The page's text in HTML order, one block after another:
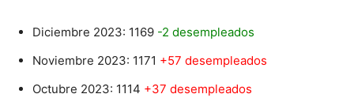
Diciembre 2023: 1169 -2 desempleados
Noviembre 2023: 1171 +57 desempleados
Octubre 2023: 1114 +37 desempleados